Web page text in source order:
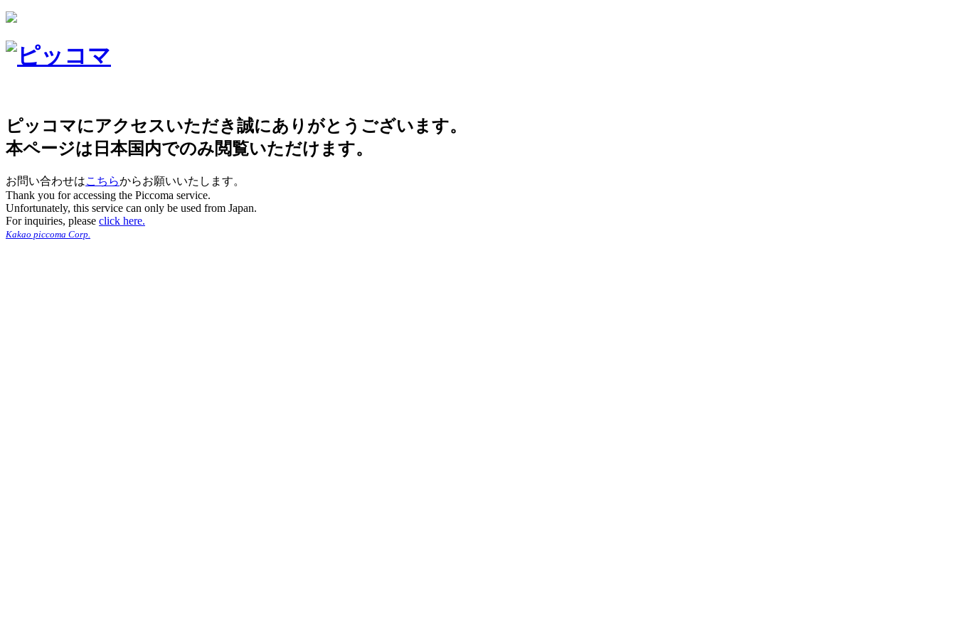
ピッコマにアクセスいただき誠にありがとうございます。
本ページは日本国内でのみ閲覧いただけます。
お問い合わせはこちらからお願いいたします。
Thank you for accessing the Piccoma service.
Unfortunately, this service can only be used from Japan.
For inquiries, please click here.
Kakao piccoma Corp.